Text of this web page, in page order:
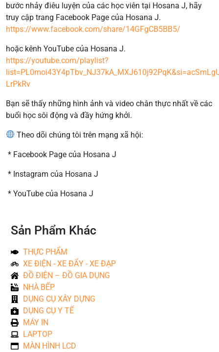
bước nhảy điêu luyện của các học viên tại Hosana J, hãy
truy cập trang Facebook Page của Hosana J.
https://www.facebook.com/share/14GFgCB5BB5/
hoặc kênh YouTube của Hosana J.
https://youtube.com/playlist?
LrPkRv
Bạn sẽ thấy những hình ảnh và video chân thực nhất về các
buổi học sôi động và đầy hứng khởi.
Theo dõi chúng tôi trên mạng xã hội:
* Facebook Page của Hosana J
* Instagram của Hosana J
* YouTube của Hosana J
Sản Phẩm Khác
THỰC PHẨM
XE ĐIỆN - XE ĐẨY - XE ĐẠP
ĐỒ ĐIỆN – ĐỒ GIA DỤNG
NHÀ BẾP
DỤNG CỤ XÂY DỰNG
DỤNG CỤ Y TẾ
MÁY IN
LAPTOP
MÀN HÌNH LCD